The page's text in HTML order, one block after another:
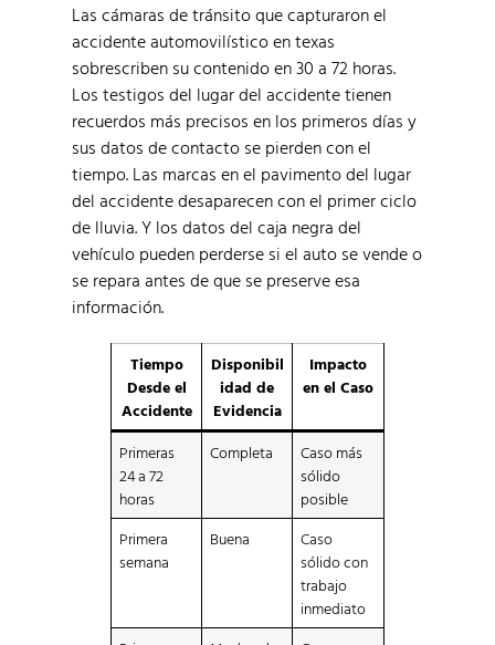
Las cámaras de tránsito que capturaron el
accidente automovilístico en texas
sobrescriben su contenido en 30 a 72 horas.
Los testigos del lugar del accidente tienen
recuerdos más precisos en los primeros días y
sus datos de contacto se pierden con el
tiempo. Las marcas en el pavimento del lugar
del accidente desaparecen con el primer ciclo
de lluvia. Y los datos del caja negra del
vehículo pueden perderse si el auto se vende o
se repara antes de que se preserve esa
información.
Tiempo
Desde el
Accidente
Disponibil
idad de
Evidencia
Impacto
en el Caso
Primeras
24 a 72
horas
Completa
Caso más
sólido
posible
Primera
semana
Buena
Caso
sólido con
trabajo
inmediato